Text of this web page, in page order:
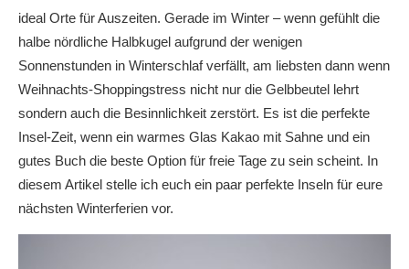
ideal Orte für Auszeiten. Gerade im Winter – wenn gefühlt die
halbe nördliche Halbkugel aufgrund der wenigen
Sonnenstunden in Winterschlaf verfällt, am liebsten dann wenn
Weihnachts-Shoppingstress nicht nur die Gelbbeutel lehrt
sondern auch die Besinnlichkeit zerstört. Es ist die perfekte
Insel-Zeit, wenn ein warmes Glas Kakao mit Sahne und ein
gutes Buch die beste Option für freie Tage zu sein scheint. In
diesem Artikel stelle ich euch ein paar perfekte Inseln für eure
nächsten Winterferien vor.